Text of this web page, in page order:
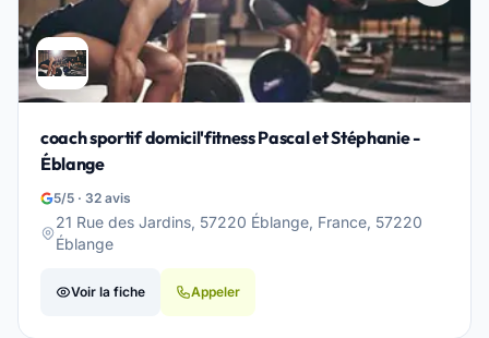
coach sportif domicil'fitness Pascal et Stéphanie -
Éblange
5/5 · 32 avis
21 Rue des Jardins, 57220 Éblange, France, 57220
Éblange
Voir la fiche Appeler